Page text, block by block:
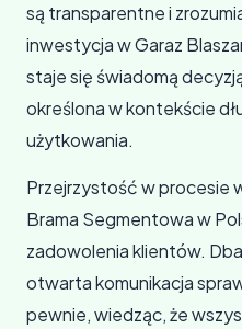
są transparentne i
inwestycja w Garaz
staje się świadomą
określona w kontekście
użytkowania.
Przejrzystość w procesie
Brama Segmentowa w
zadowolenia klientów.
otwarta komunikacja
pewnie, wiedząc, że